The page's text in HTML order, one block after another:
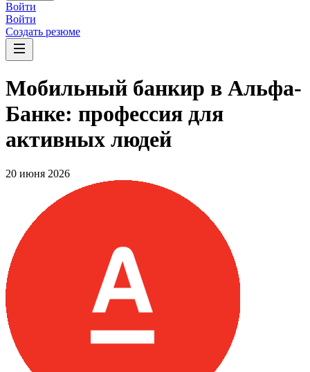
Войти
Войти
Создать резюме
Мобильный банкир в Альфа-
Банке: профессия для
активных людей
20 июня 2026